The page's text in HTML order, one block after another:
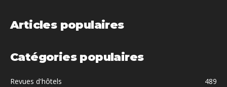
Articles populaires
Catégories populaires
Revues d'hôtels
489